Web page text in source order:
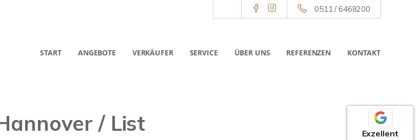
0511 / 6468200
START ANGEBOTE VERKÄUFER SERVICE ÜBER UNS REFERENZEN KONTAKT
/ List Exzellent